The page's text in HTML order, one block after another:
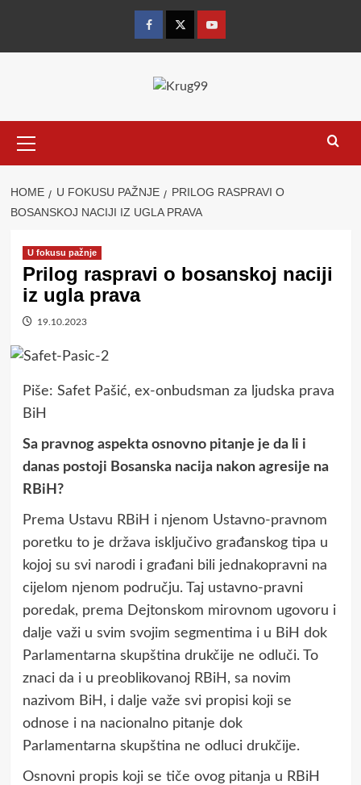
FacebookTwitterYouTube
Menu
HOME U FOKUSU PAŽNJE
PRILOG RASPRAVI O
BOSANSKOJ NACIJI IZ UGLA PRAVA
U fokusu pažnje
Prilog raspravi o bosanskoj naciji
iz ugla prava
19.10.2023
Piše: Safet Pašić, ex-onbudsman za ljudska prava
BiH
Sa pravnog aspekta osnovno pitanje je da li i
danas postoji Bosanska nacija nakon agresije na
RBiH?
Prema Ustavu RBiH i njenom Ustavno-pravnom
poretku to je država isključivo građanskog tipa u
kojoj su svi narodi i građani bili jednakopravni na
cijelom njenom području. Taj ustavno-pravni
poredak, prema Dejtonskom mirovnom ugovoru i
dalje važi u svim svojim segmentima i u BiH dok
Parlamentarna skupština drukčije ne odluči. To
znaci da i u preoblikovanoj RBiH, sa novim
nazivom BiH, i dalje važe svi propisi koji se
odnose i na nacionalno pitanje dok
Parlamentarna skupština ne odluci drukčije.
Osnovni propis koji se tiče ovog pitanja u RBiH